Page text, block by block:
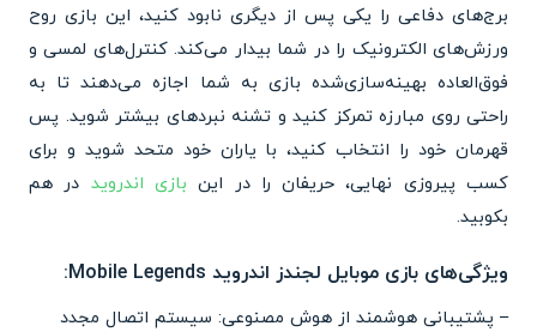
برج‌های دفاعی را یکی پس از دیگری نابود کنید، این بازی روح
ورزش‌های الکترونیک را در شما بیدار می‌کند. کنترل‌های لمسی و
فوق‌العاده بهینه‌سازی‌شده بازی به شما اجازه می‌دهند تا به
راحتی روی مبارزه تمرکز کنید و تشنه نبردهای بیشتر شوید. پس
قهرمان خود را انتخاب کنید، با یاران خود متحد شوید و برای
کسب پیروزی نهایی، حریفان را در این بازی اندروید در هم
بکوبید.
ویژگی‌های بازی موبایل لجندز اندروید Mobile Legends:
– پشتیبانی هوشمند از هوش مصنوعی: سیستم اتصال مجدد